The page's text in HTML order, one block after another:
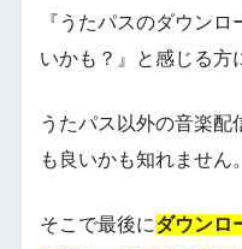
『うたパスのダウン
いかも？』と感じる方
うたパス以外の音楽
も良いかも知れません。
そこで最後にダウンロ